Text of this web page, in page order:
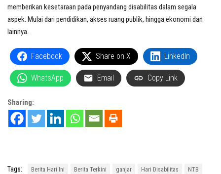
memberikan kesetaraan pada penyandang disabilitas dalam segala
aspek. Mulai dari pendidikan, akses ruang publik, hingga ekonomi dan
lainnya.
Facebook Share on X LinkedIn
WhatsApp Email Copy Link
Sharing:
Tags: Berita Hari Ini Berita Terkini ganjar Hari Disabilitas NTB